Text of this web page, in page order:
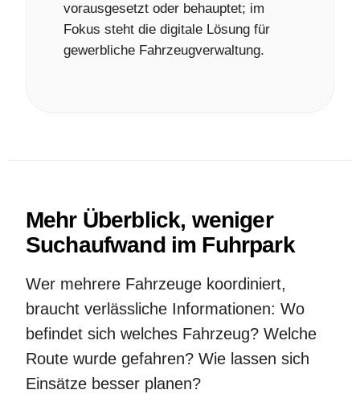
vorausgesetzt oder behauptet; im
Fokus steht die digitale Lösung für
gewerbliche Fahrzeugverwaltung.
Mehr Überblick, weniger
Suchaufwand im Fuhrpark
Wer mehrere Fahrzeuge koordiniert,
braucht verlässliche Informationen: Wo
befindet sich welches Fahrzeug? Welche
Route wurde gefahren? Wie lassen sich
Einsätze besser planen?